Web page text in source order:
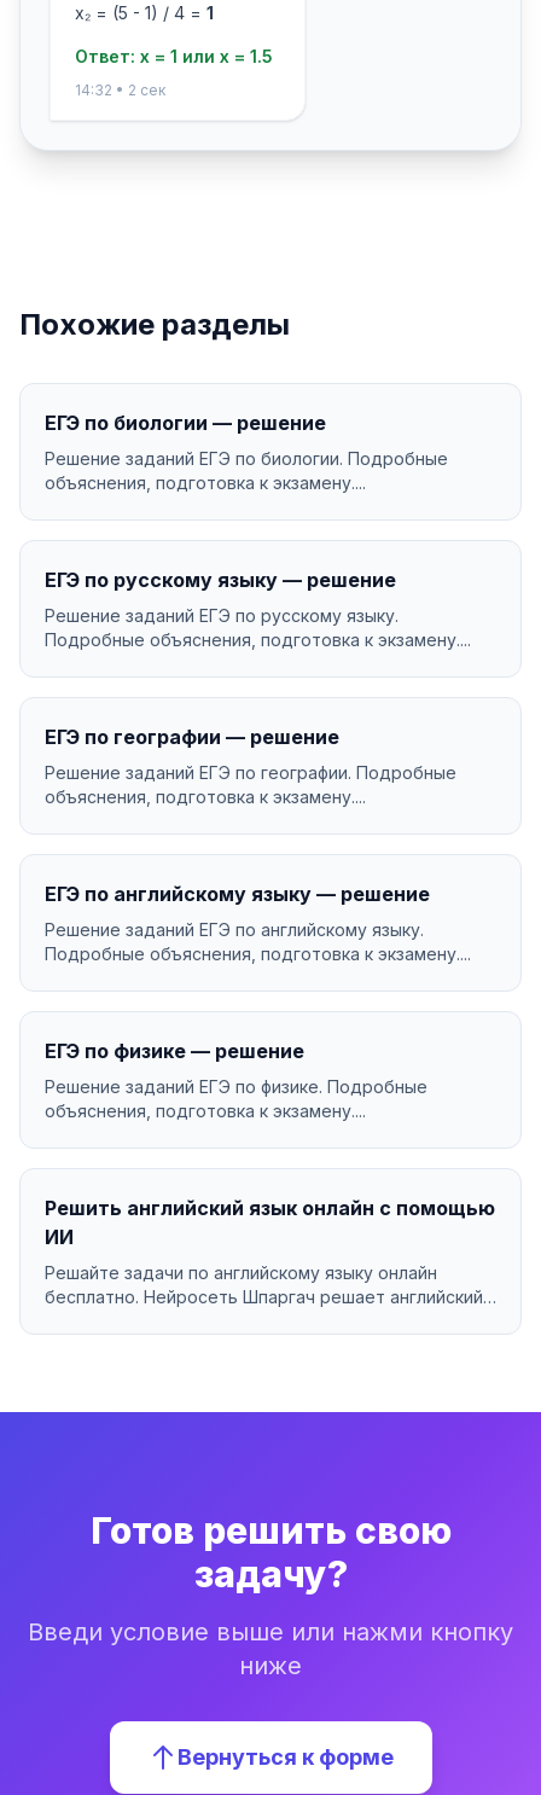
x₂ = (5 - 1) / 4 = 1
Ответ: x = 1 или x = 1.5
14:32 • 2 сек
Похожие разделы
ЕГЭ по биологии — решение
Решение заданий ЕГЭ по биологии. Подробные
объяснения, подготовка к экзамену....
ЕГЭ по русскому языку — решение
Решение заданий ЕГЭ по русскому языку.
Подробные объяснения, подготовка к экзамену....
ЕГЭ по географии — решение
Решение заданий ЕГЭ по географии. Подробные
объяснения, подготовка к экзамену....
ЕГЭ по английскому языку — решение
Решение заданий ЕГЭ по английскому языку.
Подробные объяснения, подготовка к экзамену....
ЕГЭ по физике — решение
Решение заданий ЕГЭ по физике. Подробные
объяснения, подготовка к экзамену....
Решить английский язык онлайн с помощью
ИИ
Решайте задачи по английскому языку онлайн
бесплатно. Нейросеть Шпаргач решает английский
Готов решить свою
задачу?
Введи условие выше или нажми кнопку
ниже
Вернуться к форме